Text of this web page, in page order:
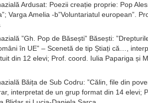
Ardusat: Poezii creație proprie: Pop
Varga Amelia -b”Voluntariatul european”.
”Gh. Pop de Băsești” Băsești:
în UE” – Scenetă de tip Știați că…,
din 12 elevi; Prof. coord. Iulia Papariga și
Băița de Sub Codru: ”Călin, file din
interpretat de un grup format din 14 elevi;